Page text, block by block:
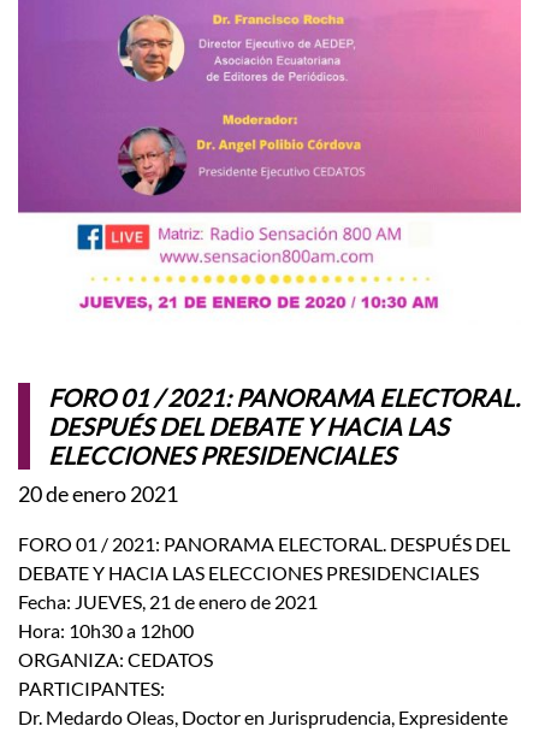
FORO 01 / 2021: PANORAMA ELECTORAL.
DESPUÉS DEL DEBATE Y HACIA LAS
ELECCIONES PRESIDENCIALES
20 de enero 2021
FORO 01 / 2021: PANORAMA ELECTORAL. DESPUÉS DEL
DEBATE Y HACIA LAS ELECCIONES PRESIDENCIALES
Fecha: JUEVES, 21 de enero de 2021
Hora: 10h30 a 12h00
ORGANIZA: CEDATOS
PARTICIPANTES:
Dr. Medardo Oleas, Doctor en Jurisprudencia, Expresidente